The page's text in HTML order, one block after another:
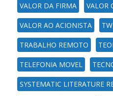
VALOR DA FIRMA VALOR
VALOR AO ACIONISTA
TRABALHO REMOTO
TELEFONIA MOVEL
SYSTEMATIC LITERATURE